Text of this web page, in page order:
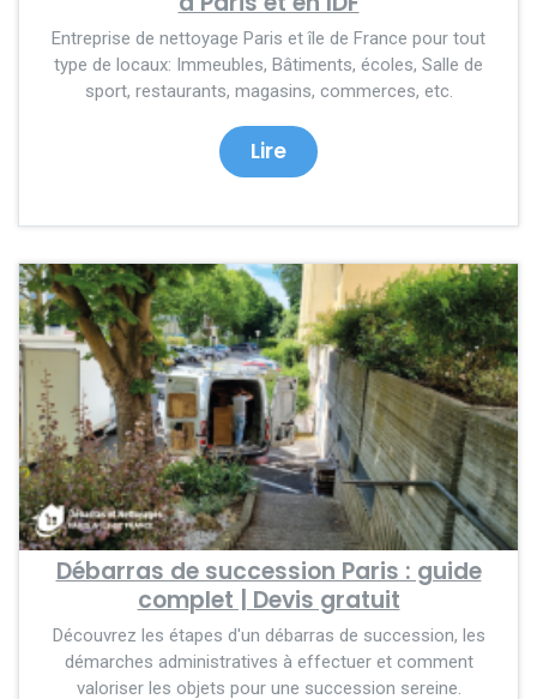
Entreprise de nettoyage Paris et île de France pour tout
type de locaux: Immeubles, Bâtiments, écoles, Salle de
sport, restaurants, magasins, commerces, etc.
Lire
Débarras de succession Paris : guide
complet | Devis gratuit
Découvrez les étapes d'un débarras de succession, les
démarches administratives à effectuer et comment
valoriser les objets pour une succession sereine.